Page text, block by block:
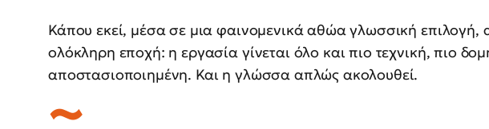
Κάπου εκεί, μέσα σε μια φαινομενικά αθώα γλωσσική επιλογή,
ολόκληρη εποχή: η εργασία γίνεται όλο και πιο τεχνική, πιο
αποστασιοποιημένη. Και η γλώσσα απλώς ακολουθεί.